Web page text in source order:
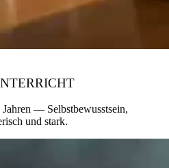
— Selbstbewusstsein,
und stark.